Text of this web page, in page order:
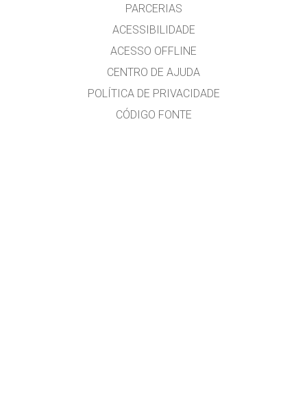
PARCERIAS
ACESSIBILIDADE
ACESSO OFFLINE
CENTRO DE AJUDA
POLÍTICA DE PRIVACIDADE
CÓDIGO FONTE